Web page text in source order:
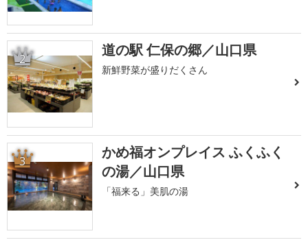
2 道の駅 仁保の郷／山口県
新鮮野菜が盛りだくさん
3
かめ福オンプレイス ふくふく
の湯／山口県
「福来る」美肌の湯